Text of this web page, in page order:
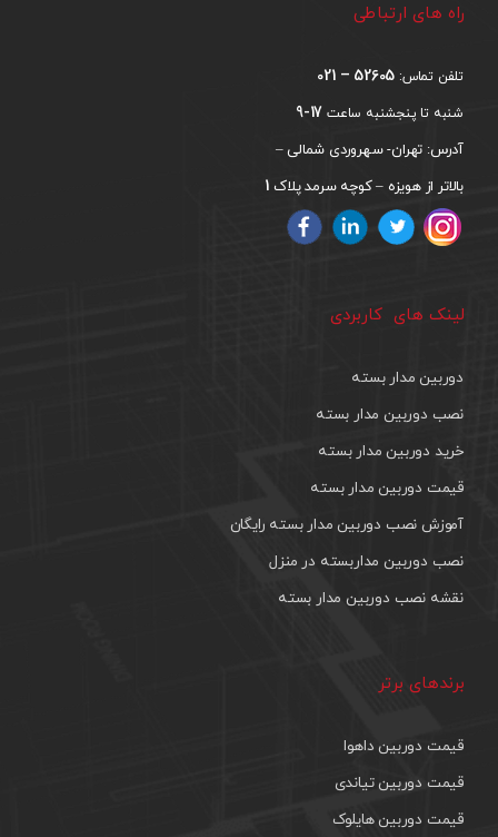
راه های ارتباطی
تلفن تماس: 52605 – 021
شنبه تا پنجشنبه ساعت 17-9
آدرس: تهران- سهروردی شمالی –
بالاتر از هویزه – کوچه سرمد پلاک 1
لینک های کاربردی
دوربین مدار بسته
نصب دوربین مدار بسته
خرید دوربین مدار بسته
قیمت دوربین مدار بسته
آموزش نصب دوربین مدار بسته رایگان
نصب دوربین مداربسته در منزل
نقشه نصب دوربین مدار بسته
برندهای برتر
قیمت دوربین داهوا
قیمت دوربین تیاندی
قیمت دوربین هایلوک